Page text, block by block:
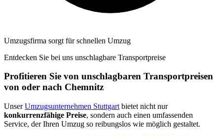
Umzugsfirma sorgt für schnellen Umzug
Entdecken Sie bei uns unschlagbare Transportpreise
Profitieren Sie von unschlagbaren Transportpreisen
von oder nach Chemnitz⁠
UnserUmzugsunternehmen Stuttgart bietet nicht nur
konkurrenzfähige Preise, sondern auch einen umfassenden
Service, der Ihren Umzug so reibungslos wie möglich gestaltet.